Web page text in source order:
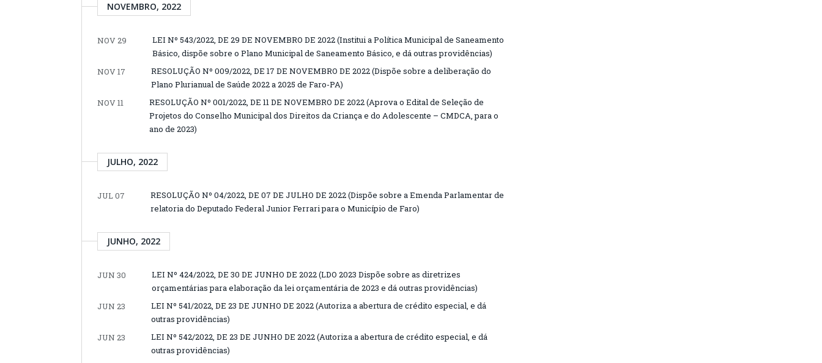
NOVEMBRO, 2022
NOV 29
LEI Nº 543/2022, DE 29 DE NOVEMBRO DE 2022 (Institui a Política Municipal de Saneamento
Básico, dispõe sobre o Plano Municipal de Saneamento Básico, e dá outras providências)
NOV 17
RESOLUÇÃO Nº 009/2022, DE 17 DE NOVEMBRO DE 2022 (Dispõe sobre a deliberação do
Plano Plurianual de Saúde 2022 a 2025 de Faro-PA)
NOV 11
RESOLUÇÃO Nº 001/2022, DE 11 DE NOVEMBRO DE 2022 (Aprova o Edital de Seleção de
Projetos do Conselho Municipal dos Direitos da Criança e do Adolescente – CMDCA, para o
ano de 2023)
JULHO, 2022
JUL 07
RESOLUÇÃO Nº 04/2022, DE 07 DE JULHO DE 2022 (Dispõe sobre a Emenda Parlamentar de
relatoria do Deputado Federal Junior Ferrari para o Município de Faro)
JUNHO, 2022
JUN 30
LEI Nº 424/2022, DE 30 DE JUNHO DE 2022 (LDO 2023 Dispõe sobre as diretrizes
orçamentárias para elaboração da lei orçamentária de 2023 e dá outras providências)
JUN 23
LEI Nº 541/2022, DE 23 DE JUNHO DE 2022 (Autoriza a abertura de crédito especial, e dá
outras providências)
JUN 23
LEI Nº 542/2022, DE 23 DE JUNHO DE 2022 (Autoriza a abertura de crédito especial, e dá
outras providências)